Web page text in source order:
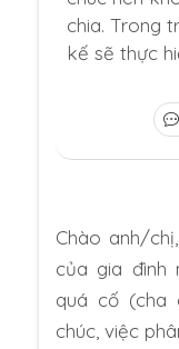
chia. Trong
kế sẽ thực
Chào anh/
của gia đình
quá cố (cha
chúc, việc